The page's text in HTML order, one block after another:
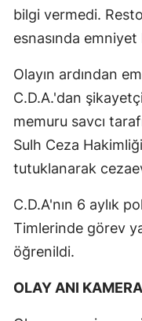
bilgi vermedi.
esnasında
Olayın ardından
C.D.A.'dan
memuru savcı
Sulh Ceza
tutuklanarak
C.D.A'nın 6 aylık
Timlerinde görev
öğrenildi.
OLAY ANI